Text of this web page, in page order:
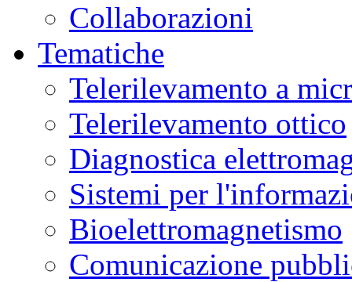
Collaborazioni
Tematiche
Telerilevamento a
Telerilevamento ottico
Diagnostica
Sistemi per
Bioelettromagnetismo
Comunicazione